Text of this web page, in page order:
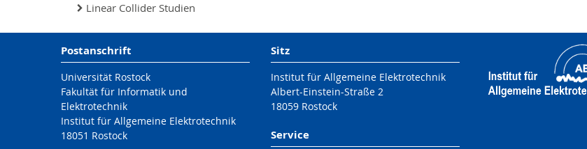
Linear Collider Studien
Postanschrift
Universität Rostock
Fakultät für Informatik und
Elektrotechnik
Institut für Allgemeine Elektrotechnik
18051 Rostock
Sitz
Institut für Allgemeine Elektrotechnik
Albert-Einstein-Straße 2
18059 Rostock
Service